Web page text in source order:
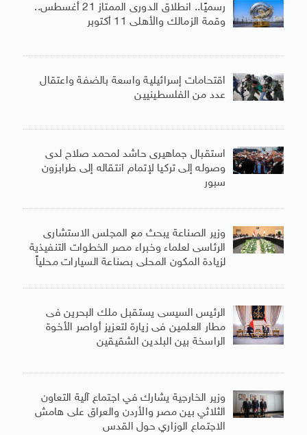
رسميًا.. انطلاق الدورى الممتاز 21 أغسطس..
وقمة الزمالك والأهلى 11 أكتوبر
اقتحامات إسرائيلية واسعة بالضفة واعتقال
عدد من الفلسطينيين
استقبال جماهيرى حاشد لمحمد صلاح لدى
وصوله إلى تركيا لإتمام انتقاله إلى طرابزون
سبور
وزير الصناعة يبحث مع المجلس الاستشارى
الرئاسى لعلماء وخبراء مصر الخطوات التنفيذية
لزيادة المكون المحلى بصناعة السيارات محلياً
الرئيس السيسى يستقبل ملك البحرين فى
مطار العلمين فى زيارة لتعزيز أواصر الأخوة
الراسخة بين البلدين الشقيقين
وزير الخارجية يشارك في اجتماع آلية التعاون
الثلاثي بين مصر والأردن والعراق على هامش
الاجتماع الوزاري حول القدس